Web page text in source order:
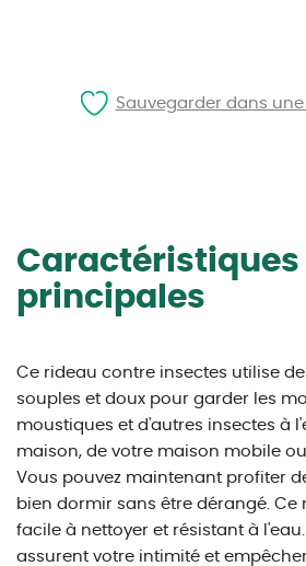
Caractéristiques
principales
Ce rideau contre insectes utilise
souples et doux pour garder les
moustiques et d'autres insectes à
maison, de votre maison mobile
Vous pouvez maintenant profiter
bien dormir sans être dérangé. Ce
facile à nettoyer et résistant à
assurent votre intimité et
Sauvegarder dans